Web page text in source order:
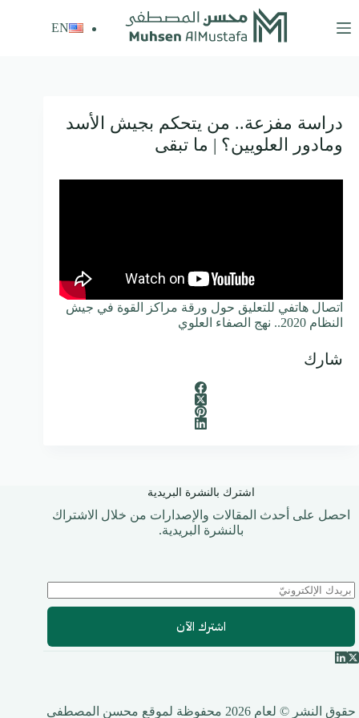
إلى
المحتوى
EN
دراسة مفزعة.. من يتحكم بجيش الأسد
ومادور العلويين؟ | ما تبقى
اتصال هاتفي للتعليق حول ورقة مراكز القوة في جيش
النظام 2020.. نهج الصفاء العلوي
شارك
اشترك بالنشرة البريدية
احصل على أحدث المقالات والإصدارات من خلال الاشتراك
بالنشرة البريدية.
اشترك الآن
حقوق النشر © لعام 2026 محفوظة لموقع محسن المصطفى